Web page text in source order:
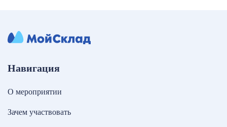
Навигация
О мероприятии
Зачем участвовать